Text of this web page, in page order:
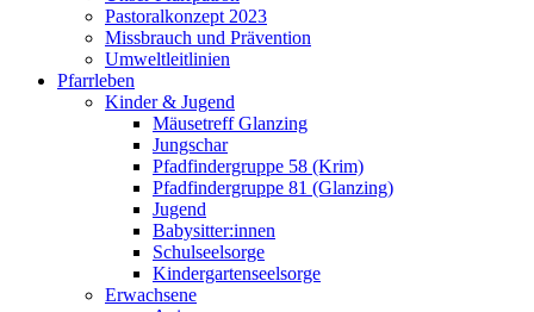
Pastoralkonzept 2023
Missbrauch und Prävention
Umweltleitlinien
Pfarrleben
Kinder & Jugend
Mäusetreff Glanzing
Jungschar
Pfadfindergruppe 58 (Krim)
Pfadfindergruppe 81 (Glanzing)
Jugend
Babysitter:innen
Schulseelsorge
Kindergartenseelsorge
Erwachsene